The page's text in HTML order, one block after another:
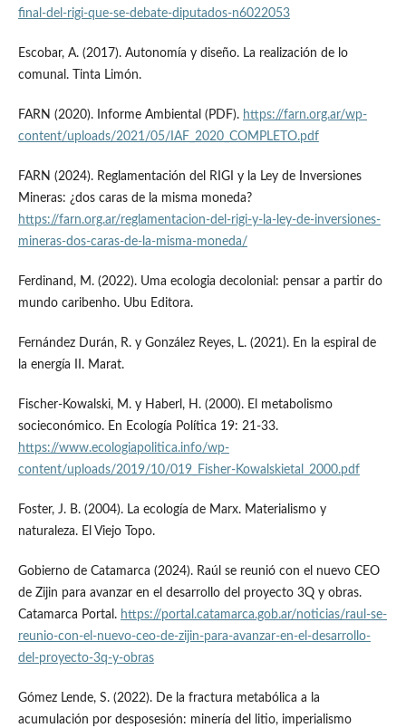
final-del-rigi-que-se-debate-diputados-n6022053
Escobar, A. (2017). Autonomía y diseño. La realización de lo
comunal. Tinta Limón.
FARN (2020). Informe Ambiental (PDF). https://farn.org.ar/wp-
content/uploads/2021/05/IAF_2020_COMPLETO.pdf
FARN (2024). Reglamentación del RIGI y la Ley de Inversiones
Mineras: ¿dos caras de la misma moneda?
https://farn.org.ar/reglamentacion-del-rigi-y-la-ley-de-inversiones-
mineras-dos-caras-de-la-misma-moneda/
Ferdinand, M. (2022). Uma ecologia decolonial: pensar a partir do
mundo caribenho. Ubu Editora.
Fernández Durán, R. y González Reyes, L. (2021). En la espiral de
la energía II. Marat.
Fischer-Kowalski, M. y Haberl, H. (2000). El metabolismo
socieconómico. En Ecología Política 19: 21-33.
https://www.ecologiapolitica.info/wp-
content/uploads/2019/10/019_Fisher-Kowalskietal_2000.pdf
Foster, J. B. (2004). La ecología de Marx. Materialismo y
naturaleza. El Viejo Topo.
Gobierno de Catamarca (2024). Raúl se reunió con el nuevo CEO
de Zijin para avanzar en el desarrollo del proyecto 3Q y obras.
Catamarca Portal. https://portal.catamarca.gob.ar/noticias/raul-se-
reunio-con-el-nuevo-ceo-de-zijin-para-avanzar-en-el-desarrollo-
del-proyecto-3q-y-obras
Gómez Lende, S. (2022). De la fractura metabólica a la
acumulación por desposesión: minería del litio, imperialismo